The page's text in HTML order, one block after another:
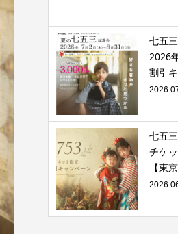
七五
2026
割引
七五
チケ
【東